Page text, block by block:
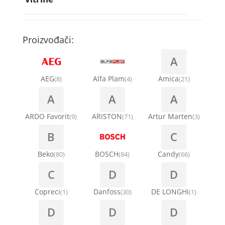
Ručice za vrata za veš mašinu
Šarke za veš mašine
Stakla i okviri vrata za veš mašinu
Termostati i hidrostati za veš mašine
Točkići za sudo mašine
Kompresori za klima uređaje
Kondenz creva
Nosači za klimu
Ostali materijal za montažu klima uređaja
Proizvođači:
AEG(8) Alfa Plam(4)
A
Amica(21)
A
ARDO Favorit(9)
A
ARISTON(71)
A
Artur Marten(3)
B
Beko(80) BOSCH(84)
C
Candy(66)
C
Copreci(1)
D
Danfoss(30)
D
DE LONGHI(1)
D D D